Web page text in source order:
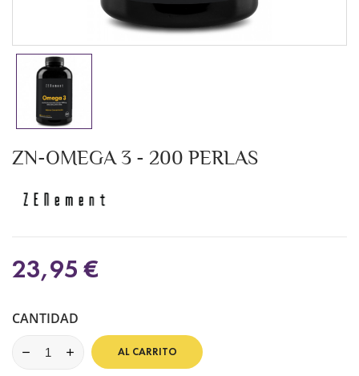
ZN-OMEGA 3 - 200 PERLAS
23,95 €
CANTIDAD
AL CARRITO